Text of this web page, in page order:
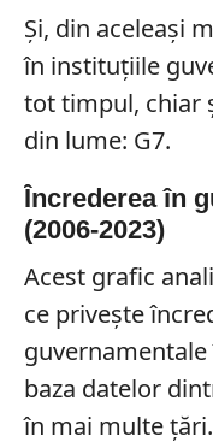
Și, din aceleași
în instituțiile
tot timpul, chiar
din lume: G7.
Încrederea în
(2006-2023)
Acest grafic
ce privește
guvernamentale
baza datelor
în mai multe țări.